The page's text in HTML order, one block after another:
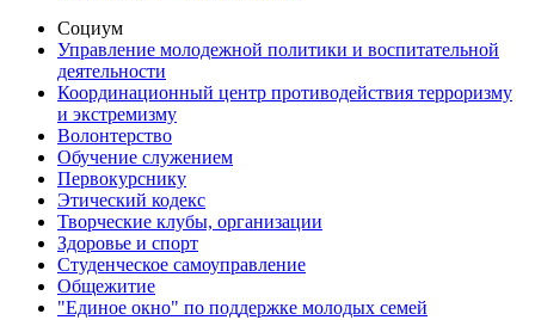
Социум
Управление молодежной политики и воспитательной
деятельности
Координационный центр противодействия терроризму
и экстремизму
Волонтерство
Обучение служением
Первокурснику
Этический кодекс
Творческие клубы, организации
Здоровье и спорт
Студенческое самоуправление
Общежитие
"Единое окно" по поддержке молодых семей